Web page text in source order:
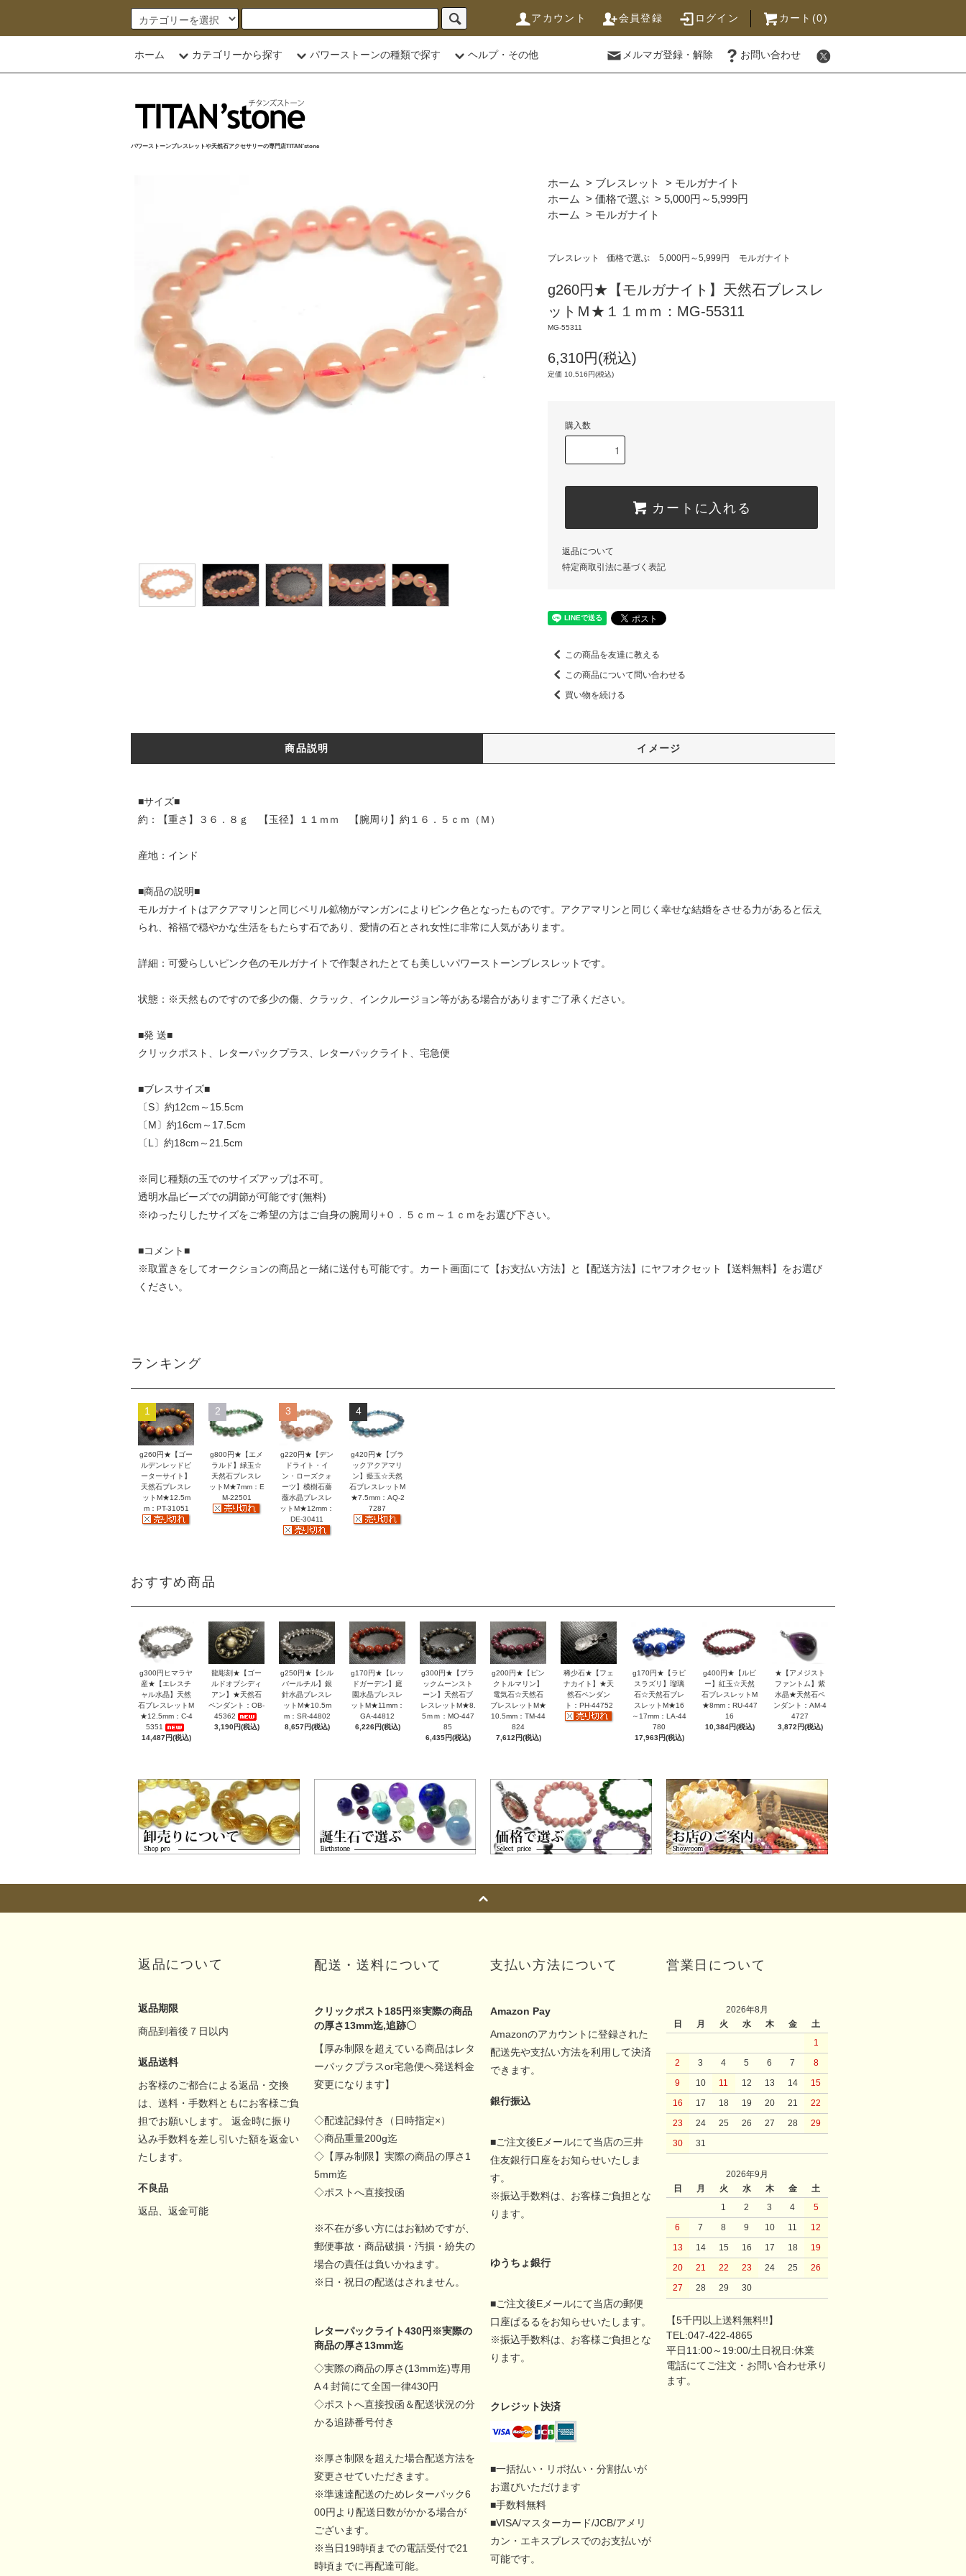
アカウント 会員登録 ログイン カート(0)
ホーム カテゴリーから探す パワーストーンの種類で探す ヘルプ・その他 メルマガ登録・解除 お問い合わせ
パワーストーンブレスレットや天然石アクセサリーの専門店TITAN'stone
ホーム > ブレスレット > モルガナイト
ホーム > 価格で選ぶ > 5,000円～5,999円
ホーム > モルガナイト
ブレスレット 価格で選ぶ 5,000円～5,999円 モルガナイト
g260円★【モルガナイト】天然石ブレスレ
ットＭ★１１ｍｍ：MG-55311
MG-55311
6,310円(税込)
定価 10,516円(税込)
購入数
カートに入れる
返品について
特定商取引法に基づく表記
この商品を友達に教える
この商品について問い合わせる
買い物を続ける
商品説明 イメージ
■サイズ■
約：【重さ】３６．８ｇ 【玉径】１１ｍｍ 【腕周り】約１６．５ｃｍ（Ｍ）
産地：インド
■商品の説明■
モルガナイトはアクアマリンと同じベリル鉱物がマンガンによりピンク色となったものです。アクアマリンと同じく幸せな結婚をさせる力があると伝え
られ、裕福で穏やかな生活をもたらす石であり、愛情の石とされ女性に非常に人気があります。
詳細：可愛らしいピンク色のモルガナイトで作製されたとても美しいパワーストーンブレスレットです。
状態：※天然ものですので多少の傷、クラック、インクルージョン等がある場合がありますご了承ください。
■発 送■
クリックポスト、レターパックプラス、レターパックライト、宅急便
■ブレスサイズ■
〔S〕約12cm～15.5cm
〔M〕約16cm～17.5cm
〔L〕約18cm～21.5cm
※同じ種類の玉でのサイズアップは不可。
透明水晶ビーズでの調節が可能です(無料)
※ゆったりしたサイズをご希望の方はご自身の腕周り+０．５ｃｍ～１ｃｍをお選び下さい。
■コメント■
※取置きをしてオークションの商品と一緒に送付も可能です。カート画面にて【お支払い方法】と【配送方法】にヤフオクセット【送料無料】をお選び
ください。
ランキング
1
g260円★【ゴー
ルデンレッドピ
ーターサイト】
天然石ブレスレ
ットM★12.5m
m：PT-31051
2
g800円★【エメ
ラルド】緑玉☆
天然石ブレスレ
ットM★7mm：E
M-22501
3
g220円★【デン
ドライト・イ
ン・ローズクォ
ーツ】模樹石薔
薇水晶ブレスレ
ットM★12mm：
DE-30411
4
g420円★【ブラ
ックアクアマリ
ン】藍玉☆天然
石ブレスレットM
★7.5mm：AQ-2
7287
おすすめ商品
g300円ヒマラヤ
産★【エレスチ
ャル水晶】天然
石ブレスレットM
★12.5mm：C-4
5351
14,487円(税込)
龍彫刻★【ゴー
ルドオブシディ
アン】★天然石
ペンダント：OB-
45362
3,190円(税込)
g250円★【シル
バールチル】銀
針水晶ブレスレ
ットM★10.5m
m：SR-44802
8,657円(税込)
g170円★【レッ
ドガーデン】庭
園水晶ブレスレ
ットM★11mm：
GA-44812
6,226円(税込)
g300円★【ブラ
ックムーンスト
ーン】天然石ブ
レスレットM★8.
5ｍｍ：MO-447
85
6,435円(税込)
g200円★【ピン
クトルマリン】
電気石☆天然石
ブレスレットM★
10.5mm：TM-44
824
7,612円(税込)
稀少石★【フェ
ナカイト】★天
然石ペンダン
ト：PH-44752
g170円★【ラピ
スラズリ】瑠璃
石☆天然石ブレ
スレットM★16
～17mm：LA-44
780
17,963円(税込)
g400円★【ルビ
ー】紅玉☆天然
石ブレスレットM
★8mm：RU-447
16
10,384円(税込)
★【アメジスト
ファントム】紫
水晶★天然石ペ
ンダント：AM-4
4727
3,872円(税込)
返品について
返品期限
商品到着後７日以内
返品送料
お客様のご都合による返品・交換
は、送料・手数料ともにお客様ご負
担でお願いします。 返金時に振り
込み手数料を差し引いた額を返金い
たします。
不良品
返品、返金可能
配送・送料について
クリックポスト185円※実際の商品
の厚さ13mm迄,追跡〇
【厚み制限を超えている商品はレタ
ーパックプラスor宅急便へ発送料金
変更になります】
◇配達記録付き（日時指定×）
◇商品重量200g迄
◇【厚み制限】実際の商品の厚さ1
5mm迄
◇ポストへ直接投函
※不在が多い方にはお勧めですが、
郵便事故・商品破損・汚損・紛失の
場合の責任は負いかねます。
※日・祝日の配送はされません。
レターパックライト430円※実際の
商品の厚さ13mm迄
◇実際の商品の厚さ(13mm迄)専用
A４封筒にて全国一律430円
◇ポストへ直接投函＆配送状況の分
かる追跡番号付き
※厚さ制限を超えた場合配送方法を
変更させていただきます。
※準速達配送のためレターパック6
00円より配送日数がかかる場合が
ございます。
※当日19時頃までの電話受付で21
時頃までに再配達可能。
支払い方法について
Amazon Pay
Amazonのアカウントに登録された
配送先や支払い方法を利用して決済
できます。
銀行振込
■ご注文後Eメールにて当店の三井
住友銀行口座をお知らせいたしま
す。
※振込手数料は、お客様ご負担とな
ります。
ゆうちょ銀行
■ご注文後Eメールにて当店の郵便
口座ぱるるをお知らせいたします。
※振込手数料は、お客様ご負担とな
ります。
クレジット決済
■一括払い・リボ払い・分割払いが
お選びいただけます
■手数料無料
■VISA/マスターカード/JCB/アメリ
カン・エキスプレスでのお支払いが
可能です。
営業日について
2026年8月
日
月 火 水 木 金
土
1
2
3 4 5 6 7
8
9
10 11 12 13 14
15
16
17 18 19 20 21
22
23
24 25 26 27 28
29
30
31
2026年9月
日
月 火 水 木 金
土
1
2 3 4
5
6
7 8 9 10 11
12
13
14 15 16 17 18
19
20
21 22 23 24 25
26
27
28 29 30
【5千円以上送料無料!!】
TEL:047-422-4865
平日11:00～19:00/土日祝日:休業
電話にてご注文・お問い合わせ承り
ます。